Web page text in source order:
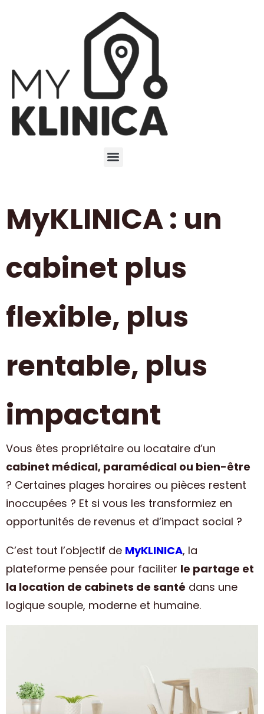
MyKLINICA : un
cabinet plus
flexible, plus
rentable, plus
impactant
Vous êtes propriétaire ou locataire d’un
cabinet médical, paramédical ou bien-être
? Certaines plages horaires ou pièces restent
inoccupées ? Et si vous les transformiez en
opportunités de revenus et d’impact social ?
C’est tout l’objectif de MyKLINICA, la
plateforme pensée pour faciliter le partage et
la location de cabinets de santé dans une
logique souple, moderne et humaine.